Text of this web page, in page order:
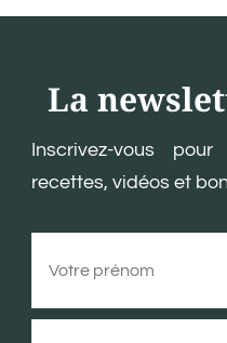
La
Inscrivez-vous
recettes, vidéos et